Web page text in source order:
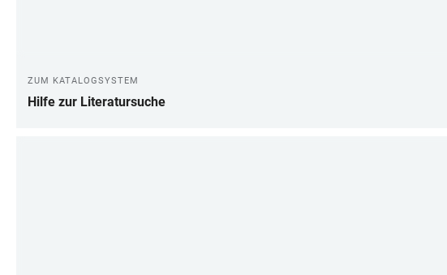
ZUM KATALOGSYSTEM
Hilfe zur Literatursuche